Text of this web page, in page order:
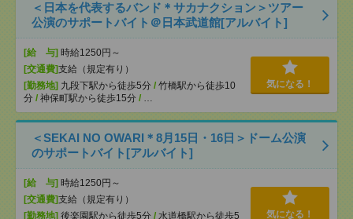
＜日本を代表するバンド＊サカナクション＞ツアー
公演のサポートバイト＠日本武道館[アルバイト]
[給 与] 時給1250円～
[交通費]支給（規定有り）
[勤務地] 九段下駅から徒歩5分 / 竹橋駅から徒歩10
分 / 神保町駅から徒歩15分 / …
気になる！
＜SEKAI NO OWARI＊8月15日・16日＞ドーム公演
のサポートバイト[アルバイト]
[給 与] 時給1250円～
[交通費]支給（規定有り）
[勤務地] 後楽園駅から徒歩5分 / 水道橋駅から徒歩5
気になる！